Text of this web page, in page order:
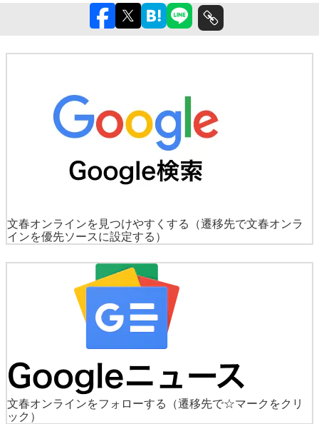
文春オンラインを見つけやすくする
（遷移先で文春オンラ
インを優先ソースに設定する）
文春オンラインをフォローする
（遷移先で☆マークをクリ
ック）